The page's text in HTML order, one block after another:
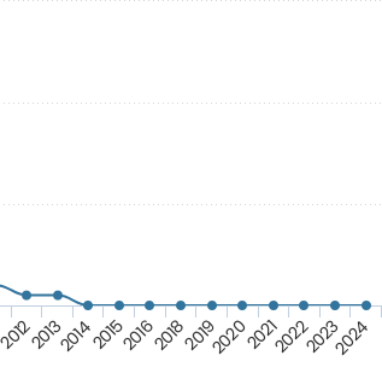
20132014201520162018201920202021202220232024